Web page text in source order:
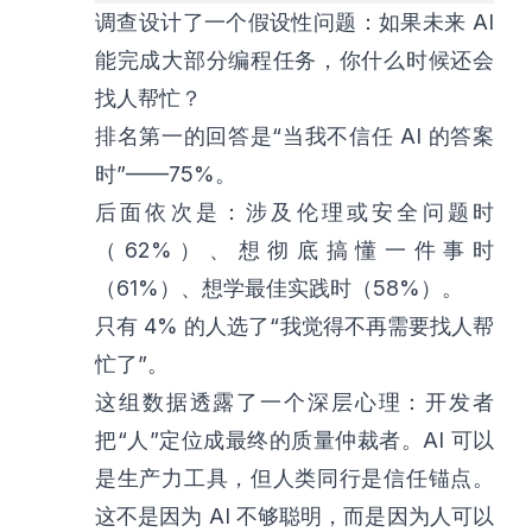
调查设计了一个假设性问题：如果未来 AI
能完成大部分编程任务，你什么时候还会
找人帮忙？
排名第一的回答是“当我不信任 AI 的答案
时”——75%。
后面依次是：涉及伦理或安全问题时
（62%）、想彻底搞懂一件事时
（61%）、想学最佳实践时（58%）。
只有 4% 的人选了“我觉得不再需要找人帮
忙了”。
这组数据透露了一个深层心理：开发者
把“人”定位成最终的质量仲裁者。AI 可以
是生产力工具，但人类同行是信任锚点。
这不是因为 AI 不够聪明，而是因为人可以